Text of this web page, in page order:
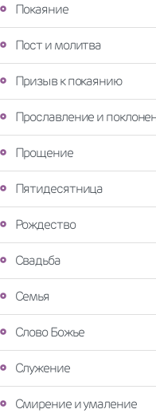
Покаяние
Пост и молитва
Призыв к покаянию
Прославление и
Прощение
Пятидесятница
Рождество
Свадьба
Семья
Слово Божье
Служение
Смирение и умаление